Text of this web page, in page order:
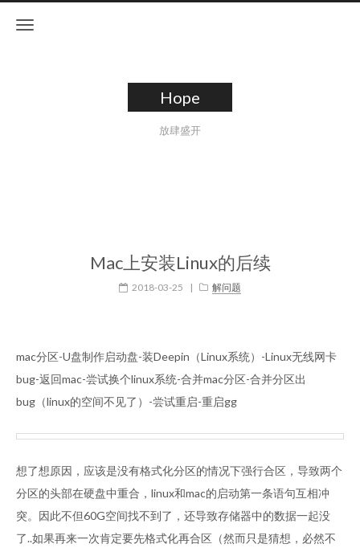
Hope
放肆盛开
Mac上安装Linux的后续
2018-03-25 | 解问题
mac分区-U盘制作启动盘-装Deepin（Linux系统）-Linux无线网卡
bug-返回mac-尝试换个linux系统-合并mac分区-合并分区出
bug（linux的空间不见了）-尝试重启-重启gg
想了想原因，应该是没有格式化分区的情况下强行合区，导致两个
分区的头部在硬盘中重合，linux和mac的启动第一条语句互相冲
突。因此不但60G空间找不到了，还导致存储器中的数据一起没
了..如果再来一次肯定要先格式化再合区（然而只是猜想，必然不